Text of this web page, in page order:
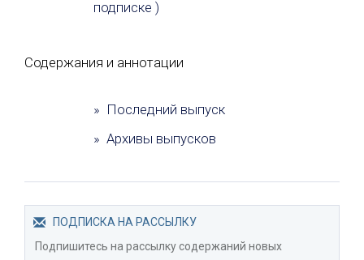
подписке )
Содержания и аннотации
» Последний выпуск
» Архивы выпусков
ПОДПИСКА НА РАССЫЛКУ
Подпишитесь на рассылку содержаний новых